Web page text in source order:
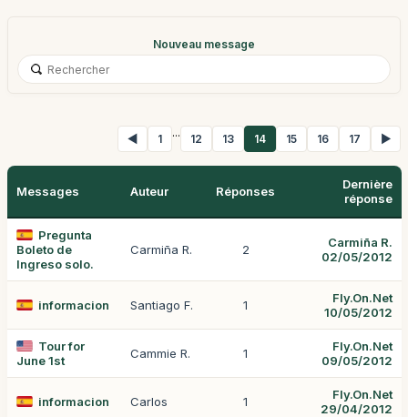
Nouveau message
◀ 1 ... 12 13 14 15 16 17 ▶
Messages Auteur Réponses
Dernière
réponse
Pregunta
Boleto de
Ingreso solo.
Carmiña R. 2
Carmiña R.
02/05/2012
informacion Santiago F. 1
Fly.On.Net
10/05/2012
Tour for
June 1st
Cammie R. 1
Fly.On.Net
09/05/2012
informacion Carlos 1
Fly.On.Net
29/04/2012